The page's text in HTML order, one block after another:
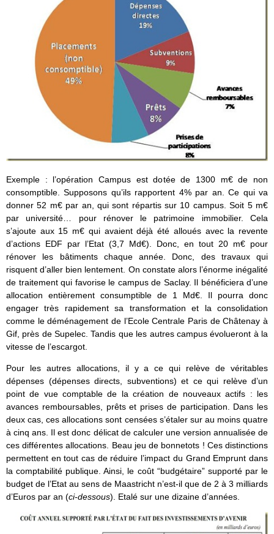
Exemple : l’opération Campus est dotée de 1300 m€ de non
consomptible. Supposons qu’ils rapportent 4% par an. Ce qui va
donner 52 m€ par an, qui sont répartis sur 10 campus. Soit 5 m€
par université… pour rénover le patrimoine immobilier. Cela
s’ajoute aux 15 m€ qui avaient déjà été alloués avec la revente
d’actions EDF par l’Etat (3,7 Md€). Donc, en tout 20 m€ pour
rénover les bâtiments chaque année. Donc, des travaux qui
risquent d’aller bien lentement. On constate alors l’énorme inégalité
de traitement qui favorise le campus de Saclay. Il bénéficiera d’une
allocation entièrement consumptible de 1 Md€. Il pourra donc
engager très rapidement sa transformation et la consolidation
comme le déménagement de l’Ecole Centrale Paris de Châtenay à
Gif, près de Supelec. Tandis que les autres campus évolueront à la
vitesse de l’escargot.
Pour les autres allocations, il y a ce qui relève de véritables
dépenses (dépenses directs, subventions) et ce qui relève d’un
point de vue comptable de la création de nouveaux actifs : les
avances remboursables, prêts et prises de participation. Dans les
deux cas, ces allocations sont censées s’étaler sur au moins quatre
à cinq ans. Il est donc délicat de calculer une version annualisée de
ces différentes allocations. Beau jeu de bonnetots ! Ces distinctions
permettent en tout cas de réduire l’impact du Grand Emprunt dans
la comptabilité publique. Ainsi, le coût “budgétaire” supporté par le
budget de l’Etat au sens de Maastricht n’est-il que de 2 à 3 milliards
d’Euros par an (ci-dessous). Etalé sur une dizaine d’années.